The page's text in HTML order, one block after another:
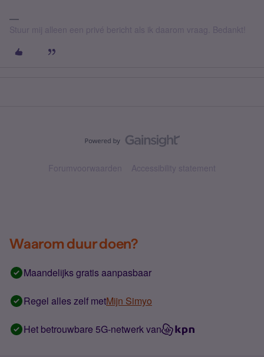
Stuur mij alleen een privé bericht als ik daarom vraag. Bedankt!
Forumvoorwaarden Accessibility statement
Waarom duur doen?
Maandelijks gratis aanpasbaar
Regel alles zelf metMijn Simyo
Het betrouwbare 5G-netwerk van